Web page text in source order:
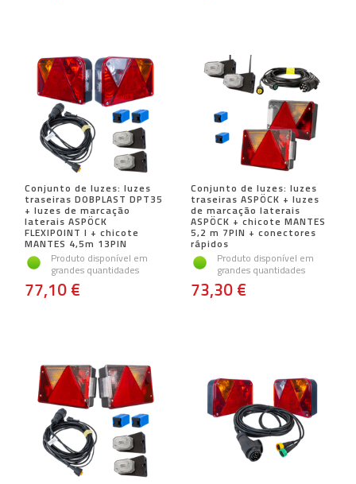
Conjunto de luzes: luzes
traseiras DOBPLAST DPT35
+ luzes de marcação
laterais ASPÖCK
FLEXIPOINT I + chicote
MANTES 4,5m 13PIN
Produto disponível em
grandes quantidades
77,10 €
Conjunto de luzes: luzes
traseiras ASPÖCK + luzes
de marcação laterais
ASPÖCK + chicote MANTES
5,2 m 7PIN + conectores
rápidos
Produto disponível em
grandes quantidades
73,30 €